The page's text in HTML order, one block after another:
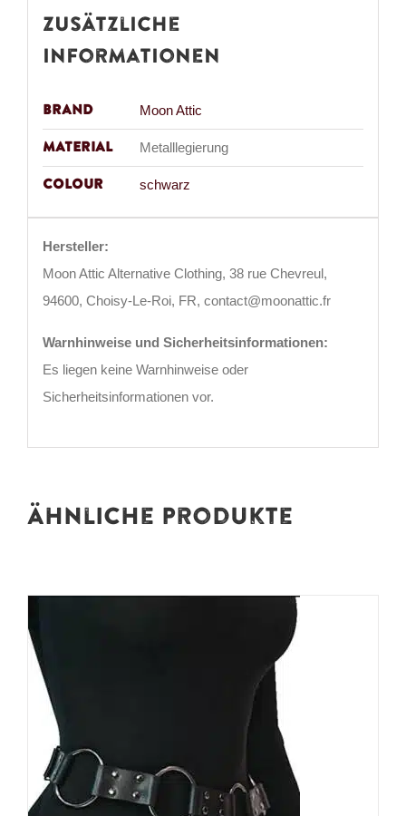
Zusätzliche
Informationen
Brand Moon Attic
Material Metalllegierung
Colour schwarz
Hersteller:
Moon Attic Alternative Clothing, 38 rue Chevreul,
94600, Choisy-Le-Roi, FR, contact@moonattic.fr
Warnhinweise und Sicherheitsinformationen:
Es liegen keine Warnhinweise oder
Sicherheitsinformationen vor.
Ähnliche Produkte